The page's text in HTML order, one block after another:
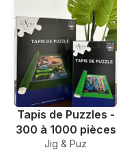
Tapis de Puzzles -
300 à 1000 pièces
Jig & Puz